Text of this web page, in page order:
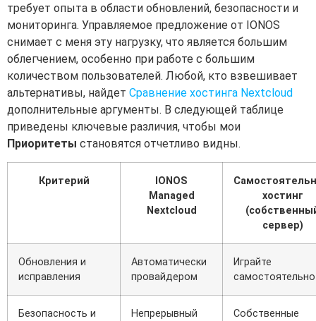
требует опыта в области обновлений, безопасности и
мониторинга. Управляемое предложение от IONOS
снимает с меня эту нагрузку, что является большим
облегчением, особенно при работе с большим
количеством пользователей. Любой, кто взвешивает
альтернативы, найдет Сравнение хостинга Nextcloud
дополнительные аргументы. В следующей таблице
приведены ключевые различия, чтобы мои
Приоритеты становятся отчетливо видны.
Критерий
IONOS
Managed
Nextcloud
хостинг
сервер)
Обновления и
исправления
Автоматически
провайдером
Играйте
самостоятельно
Безопасность и
Непрерывный
Собственные